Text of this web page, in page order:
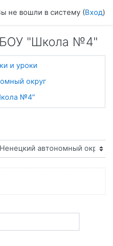
не вошли в систему (Вход)
"Школа №4"
и уроки
округ
№4"